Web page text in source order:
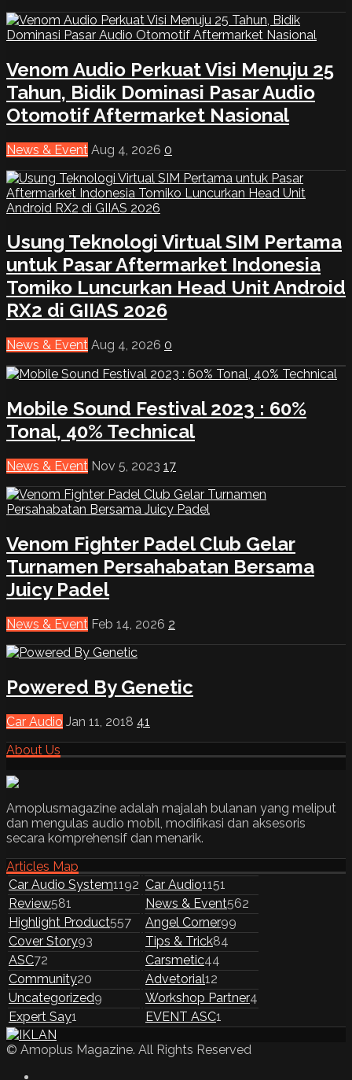
Venom Audio Perkuat Visi Menuju 25
Tahun, Bidik Dominasi Pasar Audio
Otomotif Aftermarket Nasional
News & Event Aug 4, 2026 0
Usung Teknologi Virtual SIM Pertama
untuk Pasar Aftermarket Indonesia
Tomiko Luncurkan Head Unit Android
RX2 di GIIAS 2026
News & Event Aug 4, 2026 0
Mobile Sound Festival 2023 : 60%
Tonal, 40% Technical
News & Event Nov 5, 2023 17
Venom Fighter Padel Club Gelar
Turnamen Persahabatan Bersama
Juicy Padel
News & Event Feb 14, 2026 2
Powered By Genetic
Car Audio Jan 11, 2018 41
About Us
Amoplusmagazine adalah majalah bulanan yang meliput
dan mengulas audio mobil, modifikasi dan aksesoris
secara komprehensif dan menarik.
Articles Map
Car Audio System1192 Car Audio1151
Review581 News & Event562
Highlight Product557 Angel Corner99
Cover Story93 Tips & Trick84
ASC72 Carsmetic44
Community20 Advetorial12
Uncategorized9 Workshop Partner4
Expert Say1 EVENT ASC1
© Amoplus Magazine. All Rights Reserved